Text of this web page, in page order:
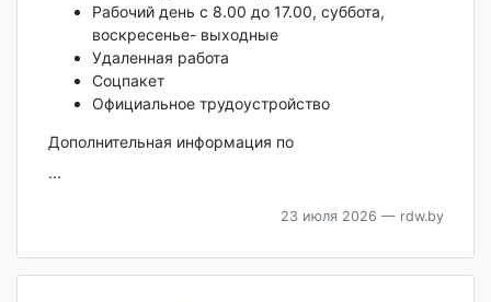
Рабочий день с 8.00 до 17.00, суббота,
воскресенье- выходные
Удаленная работа
Соцпакет
Официальное трудоустройство
Дополнительная информация по
...
23 июля 2026 — rdw.by